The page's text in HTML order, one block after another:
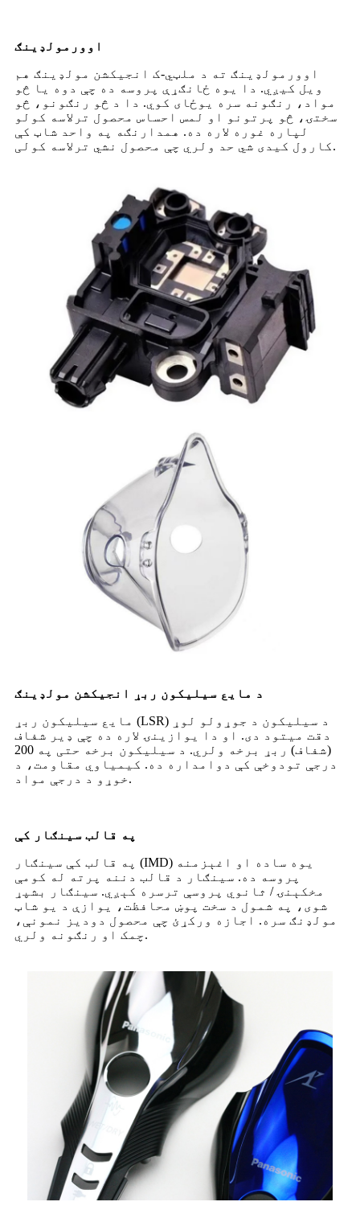
اوورمولډینګ
اوورمولډینګ ته د ملټي-ک انجیکشن مولډینګ هم
ویل کیږي. دا یوه ځانګړې پروسه ده چې دوه یا څو
مواد، رنګونه سره یوځای کوي. دا د څو رنګونو، څو
سختۍ، څو پرتونو او لمس احساس محصول ترلاسه کولو
لپاره غوره لاره ده. همدارنګه په واحد شاټ کې
کارول کیدی شي حد ولري چې محصول نشي ترلاسه کولی.
د مایع سیلیکون ربړ انجیکشن مولډینګ
مایع سیلیکون ربړ (LSR) د سیلیکون د جوړولو لوړ
دقت میتود دی. او دا یوازینۍ لاره ده چې ډیر شفاف
(شفاف) ربړ برخه ولري. د سیلیکون برخه حتی په 200
درجې تودوخې کې دوامداره ده. کیمیاوي مقاومت، د
خوړو د درجې مواد.
په قالب سينګار کې
په قالب کې سينګار (IMD) يوه ساده او اغېزمنه
پروسه ده. سينګار د قالب دننه پرته له کومې
مخکېنۍ / ثانوي پروسې ترسره کېږي. سينګار بشپړ
شوی، په شمول د سخت پوښ محافظت، یوازې د یو شاټ
مولډنګ سره. اجازه ورکړئ چې محصول دودیز نمونې،
چمک او رنګونه ولري.